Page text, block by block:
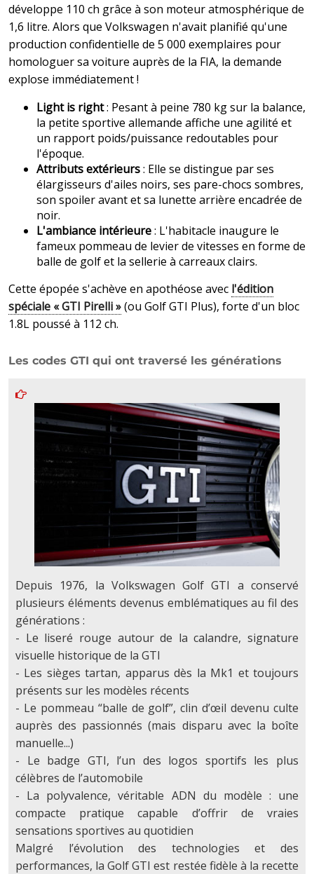
développe 110 ch grâce à son moteur atmosphérique de
1,6 litre. Alors que Volkswagen n'avait planifié qu'une
production confidentielle de 5 000 exemplaires pour
homologuer sa voiture auprès de la FIA, la demande
explose immédiatement !
Light is right: Pesant à peine 780 kg sur la balance,
la petite sportive allemande affiche une agilité et
un rapport poids/puissance redoutables pour
l'époque.
Attributs extérieurs: Elle se distingue par ses
élargisseurs d'ailes noirs, ses pare-chocs sombres,
son spoiler avant et sa lunette arrière encadrée de
noir.
L'ambiance intérieure: L'habitacle inaugure le
fameux pommeau de levier de vitesses en forme de
balle de golf et la sellerie à carreaux clairs.
Cette épopée s'achève en apothéose avec l'édition
spéciale « GTI Pirelli »(ou Golf GTI Plus), forte d'un bloc
1.8L poussé à 112 ch.
Les codes GTI qui ont traversé les générations
Depuis 1976, la Volkswagen Golf GTI a conservé
plusieurs éléments devenus emblématiques au fil des
générations :
- Le liseré rouge autour de la calandre, signature
visuelle historique de la GTI
- Les sièges tartan, apparus dès la Mk1 et toujours
présents sur les modèles récents
- Le pommeau “balle de golf”, clin d’œil devenu culte
auprès des passionnés (mais disparu avec la boîte
manuelle...)
- Le badge GTI, l’un des logos sportifs les plus
célèbres de l’automobile
- La polyvalence, véritable ADN du modèle : une
compacte pratique capable d’offrir de vraies
sensations sportives au quotidien
Malgré l’évolution des technologies et des
performances, la Golf GTI est restée fidèle à la recette